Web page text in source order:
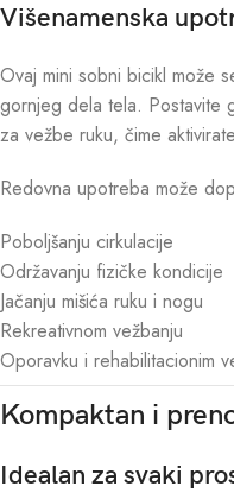
Višenamenska
Ovaj mini sobni bicikl može
gornjeg dela tela. Postavite
za vežbe ruku, čime
Redovna upotreba može
Poboljšanju cirkulacije
Održavanju fizičke kondicije
Jačanju mišića ruku i nogu
Rekreativnom vežbanju
Oporavku i rehabilitacionim
Kompaktan i
Idealan za svaki